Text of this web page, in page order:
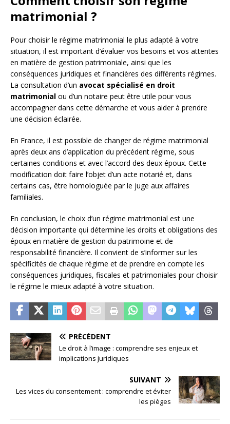
matrimonial ?
Pour choisir le régime matrimonial le plus adapté à votre
situation, il est important d’évaluer vos besoins et vos attentes
en matière de gestion patrimoniale, ainsi que les
conséquences juridiques et financières des différents régimes.
La consultation d’un avocat spécialisé en droit
matrimonial ou d’un notaire peut être utile pour vous
accompagner dans cette démarche et vous aider à prendre
une décision éclairée.
En France, il est possible de changer de régime matrimonial
après deux ans d’application du précédent régime, sous
certaines conditions et avec l’accord des deux époux. Cette
modification doit faire l’objet d’un acte notarié et, dans
certains cas, être homologuée par le juge aux affaires
familiales.
En conclusion, le choix d’un régime matrimonial est une
décision importante qui détermine les droits et obligations des
époux en matière de gestion du patrimoine et de
responsabilité financière. Il convient de s’informer sur les
spécificités de chaque régime et de prendre en compte les
conséquences juridiques, fiscales et patrimoniales pour choisir
le régime le mieux adapté à votre situation.
PRÉCÉDENT
Le droit à l’image : comprendre ses enjeux et
implications juridiques
SUIVANT
Les vices du consentement : comprendre et éviter
les pièges